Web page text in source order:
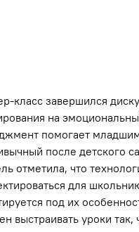
класс завершился
на
помогает
после детского
отметила, что
для
под их
выстраивать уроки